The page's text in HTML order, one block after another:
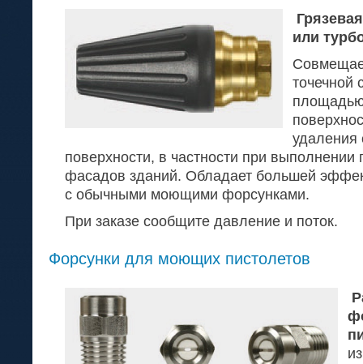
или
точечной
удаления
поверхности, в частности при выполнении
фасадов зданий. Обладает большей
с обычными моющими форсунками.
При заказе сообщите давление и поток.
Форсунки для моющих пистолетов